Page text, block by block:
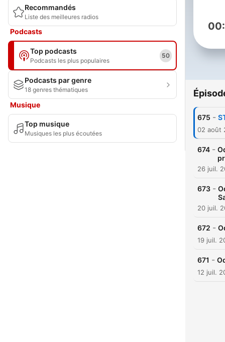
Recommandés
Liste des meilleures radios
Podcasts
Top podcasts
Podcasts les plus populaires
50
Podcasts par genre
18 genres thématiques
Musique
Top musique
Musiques les plus écoutées
675 -
02 août
674 -
26 juil.
673 -
20 juil.
672 -
19 juil.
671 -
12 juil.